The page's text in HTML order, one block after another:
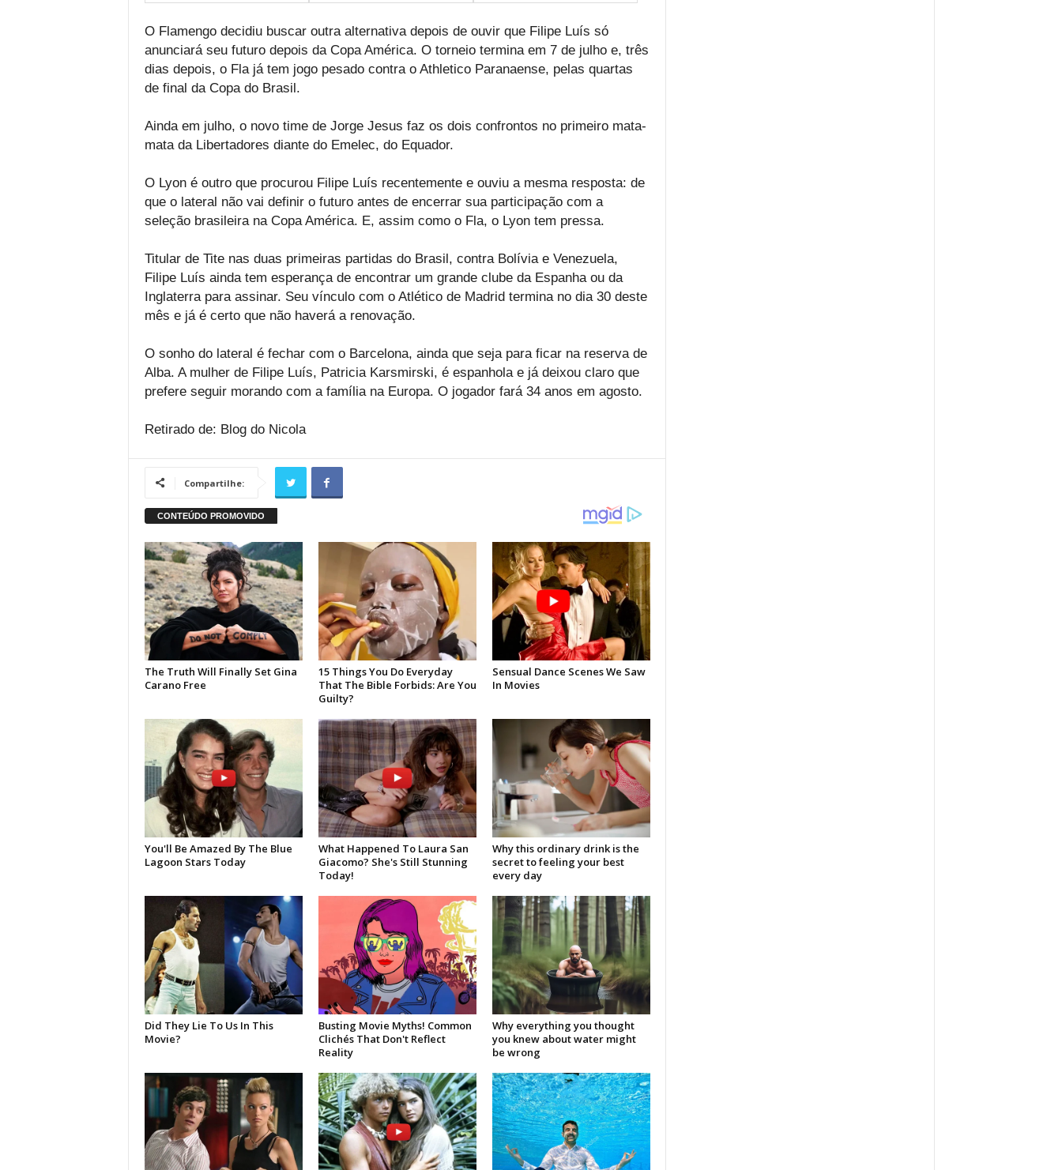
O Flamengo decidiu buscar outra alternativa depois de ouvir que Filipe Luís só
anunciará seu futuro depois da Copa América. O torneio termina em 7 de julho e, três
dias depois, o Fla já tem jogo pesado contra o Athletico Paranaense, pelas quartas
de final da Copa do Brasil.
Ainda em julho, o novo time de Jorge Jesus faz os dois confrontos no primeiro mata-
mata da Libertadores diante do Emelec, do Equador.
O Lyon é outro que procurou Filipe Luís recentemente e ouviu a mesma resposta: de
que o lateral não vai definir o futuro antes de encerrar sua participação com a
seleção brasileira na Copa América. E, assim como o Fla, o Lyon tem pressa.
Titular de Tite nas duas primeiras partidas do Brasil, contra Bolívia e Venezuela,
Filipe Luís ainda tem esperança de encontrar um grande clube da Espanha ou da
Inglaterra para assinar. Seu vínculo com o Atlético de Madrid termina no dia 30 deste
mês e já é certo que não haverá a renovação.
O sonho do lateral é fechar com o Barcelona, ainda que seja para ficar na reserva de
Alba. A mulher de Filipe Luís, Patricia Karsmirski, é espanhola e já deixou claro que
prefere seguir morando com a família na Europa. O jogador fará 34 anos em agosto.
Retirado de: Blog do Nicola
Compartilhe: